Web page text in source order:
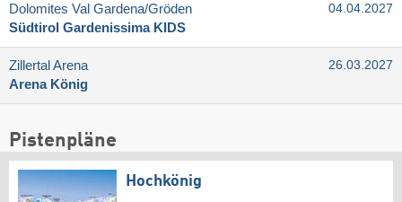
Dolomites Val Gardena/​Gröden
Südtirol Gardenissima KIDS
04.04.2027
Zillertal Arena
Arena König
26.03.2027
Pistenpläne
Hochkönig